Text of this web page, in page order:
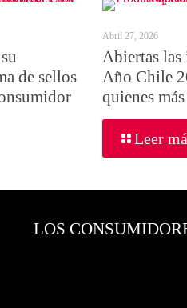
de sellos
Abril 27, 2026
Abiertas las
Año Chile
quienes
Leer
LOS